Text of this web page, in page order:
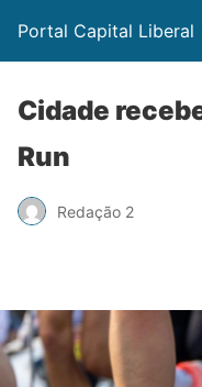
Portal Capital Liberal
Cidade
Run
Redação 2